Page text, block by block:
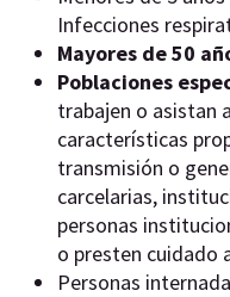
Infecciones
Mayores de 50
Poblaciones
trabajen o asistan
características
transmisión o
carcelarias,
personas
o presten cuidado
Personas